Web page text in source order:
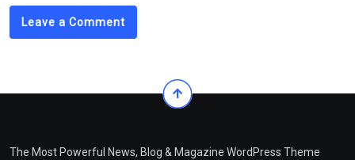
Leave a Comment
The Most Powerful News, Blog & Magazine WordPress Theme